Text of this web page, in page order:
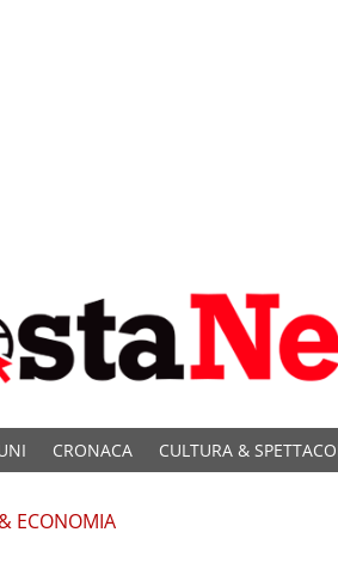
CRONACA CULTURA &
ECONOMIA